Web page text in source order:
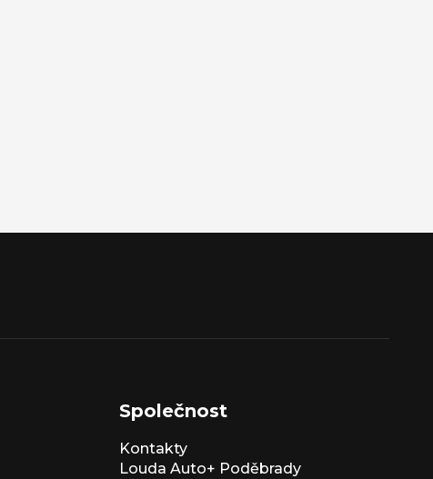
Společnost
Kontakty
Louda Auto+ Poděbrady